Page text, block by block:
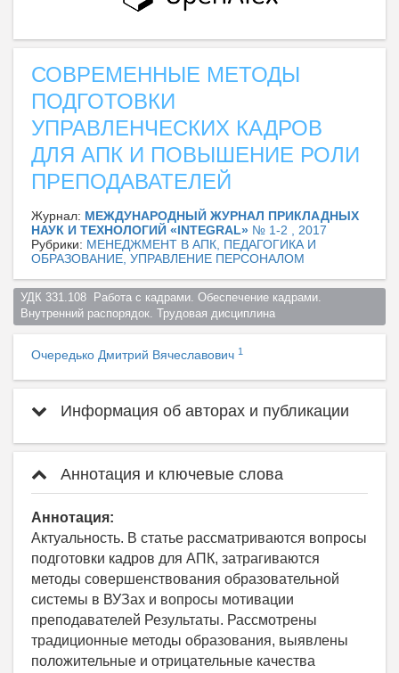
СОВРЕМЕННЫЕ МЕТОДЫ
ПОДГОТОВКИ
УПРАВЛЕНЧЕСКИХ КАДРОВ
ДЛЯ АПК И ПОВЫШЕНИЕ РОЛИ
ПРЕПОДАВАТЕЛЕЙ
Журнал: МЕЖДУНАРОДНЫЙ ЖУРНАЛ ПРИКЛАДНЫХ
НАУК И ТЕХНОЛОГИЙ «INTEGRAL» № 1-2 , 2017
Рубрики: МЕНЕДЖМЕНТ В АПК, ПЕДАГОГИКА И
ОБРАЗОВАНИЕ, УПРАВЛЕНИЕ ПЕРСОНАЛОМ
УДК 331.108  Работа с кадрами. Обеспечение кадрами.
Внутренний распорядок. Трудовая дисциплина
Очередько Дмитрий Вячеславович 1
Информация об авторах и публикации
Аннотация и ключевые слова
Аннотация:
Актуальность. В статье рассматриваются вопросы
подготовки кадров для АПК, затрагиваются
методы совершенствования образовательной
системы в ВУЗах и вопросы мотивации
преподавателей Результаты. Рассмотрены
традиционные методы образования, выявлены
положительные и отрицательные качества